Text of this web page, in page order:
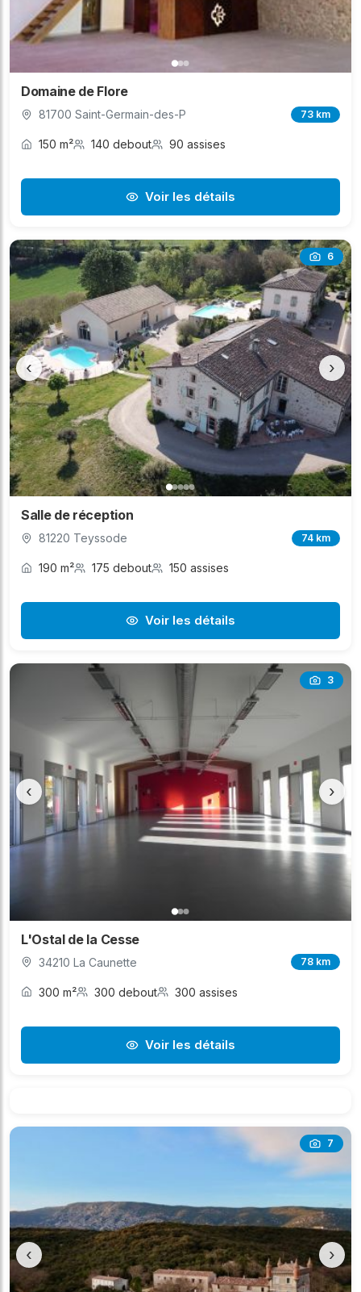
Domaine de Flore
81700 Saint-Germain-des-P 73 km
150 m² 140 debout 90 assises
Voir les détails
6
‹ ›
Salle de réception
81220 Teyssode 74 km
190 m² 175 debout 150 assises
Voir les détails
3
‹ ›
L'Ostal de la Cesse
34210 La Caunette 78 km
300 m² 300 debout 300 assises
Voir les détails
7
‹ ›